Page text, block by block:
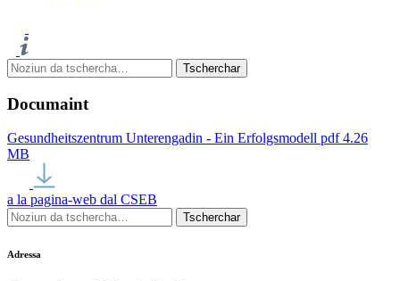
Documaint
Gesundheitszentrum Unterengadin - Ein Erfolgsmodell pdf 4.26
MB
a la pagina-web dal CSEB
Adressa